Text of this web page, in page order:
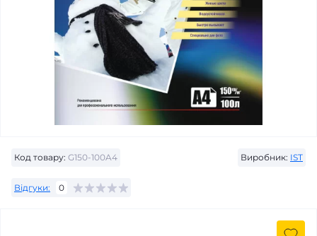
Код товару: G150-100A4 Виробник: IST
Відгуки: 0